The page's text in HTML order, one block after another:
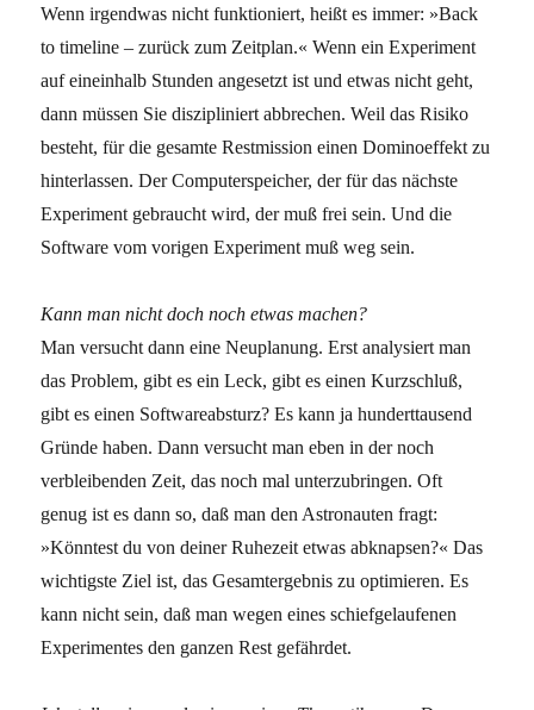
Wenn irgendwas nicht funktioniert, heißt es immer: »Back
to timeline – zurück zum Zeitplan.« Wenn ein Experiment
auf eineinhalb Stunden angesetzt ist und etwas nicht geht,
dann müssen Sie diszipliniert abbrechen. Weil das Risiko
besteht, für die gesamte Restmission einen Dominoeffekt zu
hinterlassen. Der Computerspeicher, der für das nächste
Experiment gebraucht wird, der muß frei sein. Und die
Software vom vorigen Experiment muß weg sein.
Kann man nicht doch noch etwas machen?
Man versucht dann eine Neuplanung. Erst analysiert man
das Problem, gibt es ein Leck, gibt es einen Kurzschluß,
gibt es einen Softwareabsturz? Es kann ja hunderttausend
Gründe haben. Dann versucht man eben in der noch
verbleibenden Zeit, das noch mal unterzubringen. Oft
genug ist es dann so, daß man den Astronauten fragt:
»Könntest du von deiner Ruhezeit etwas abknapsen?« Das
wichtigste Ziel ist, das Gesamtergebnis zu optimieren. Es
kann nicht sein, daß man wegen eines schiefgelaufenen
Experimentes den ganzen Rest gefährdet.